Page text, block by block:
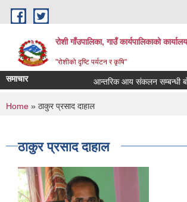
Skip to main content
रोशी गाँउपालिका, गाउँ कार्यपालिकाको कार्यालय
"रोशीको दृष्टि पर्यटन र कृषि"
समाचार आन्तरिक आय संकलन सम्बन्धी
You are here
Home » ठाकुर प्रसाद दाहाल
ठाकुर प्रसाद दाहाल